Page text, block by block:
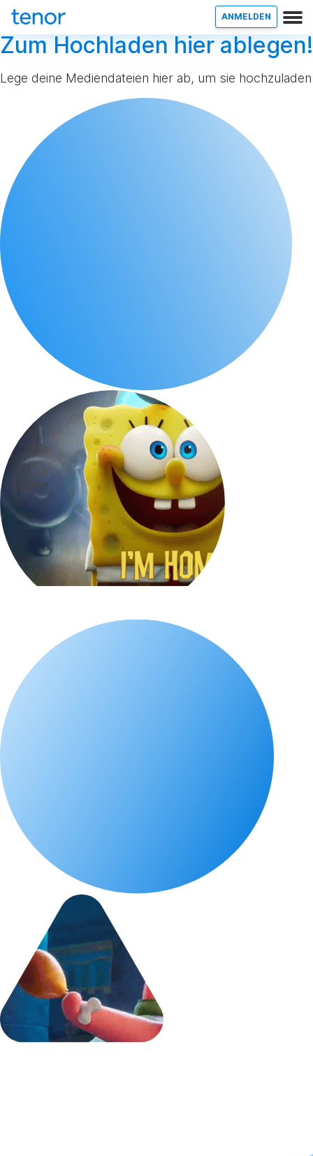
ANMELDEN
Zum Hochladen hier ablegen!
Lege deine Mediendateien hier ab, um sie hochzuladen